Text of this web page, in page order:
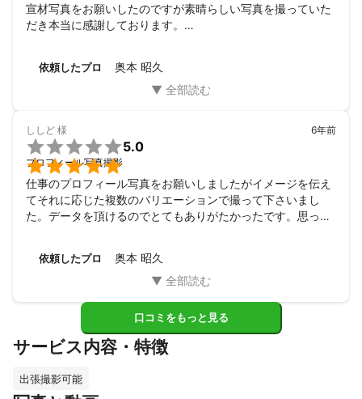
宣材写真をお願いしたのですが素晴らしい写真を撮っていた
だき本当に感謝しております。
のとなりました。
要望を汲み取っていただき親切丁寧に進めてくださいまし
く進むことが多く仕上がりもイマイチなのですが、奥本さん
はとても親身に考えて下さり、写真に対しての拘りや愛情も
素晴らしかったです。何より楽しく進められたので、それが
写真にも反映されていると思いました。
お人柄にも感謝です。
また何かあるときは宜しくお願い致します。
依頼したプロ 奥本 昭久
ししど 様


5.0
プロフィール写真撮影
6年前
仕事のプロフィール写真をお願いしましたがイメージを伝え
てそれに応じた複数のバリエーションで撮って下さいまし
た。データを頂けるのでとてもありがたかったです。思って
で屋外撮影のようにしていただいたのも、流石だなぁと思い
依頼したプロ 奥本 昭久
口コミをもっと見る
サービス内容・特徴
出張撮影可能